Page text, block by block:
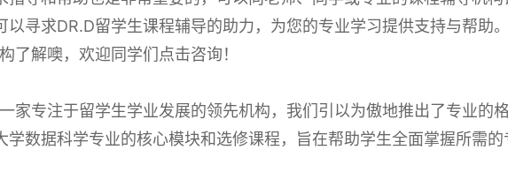
以寻求DR.D留学生课程辅导的助力，为您的专业学习提供支持与帮助
了解噢，欢迎同学们点击咨询！
家专注于留学生学业发展的领先机构，我们引以为傲地推出了专业的
学数据科学专业的核心模块和选修课程，旨在帮助学生全面掌握所需